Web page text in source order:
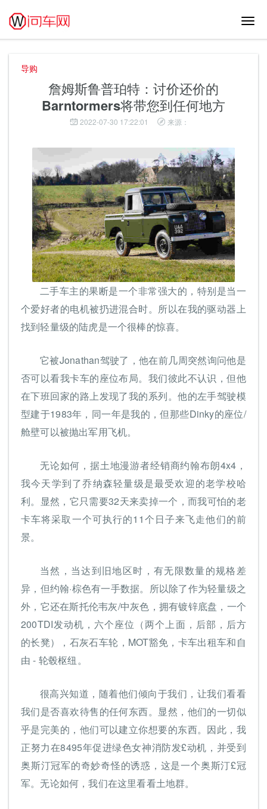
切
导购
詹姆斯鲁普珀特：讨价还价的
Barntormers将带您到任何地方
2022-07-30 17:22:01 来源：
二手车主的果断是一个非常强大的，特别是当一
个爱好者的电机被扔进混合时。所以在我的驱动器上
找到轻量级的陆虎是一个很棒的惊喜。
它被Jonathan驾驶了，他在前几周突然询问他是
否可以看我卡车的座位布局。我们彼此不认识，但他
在下班回家的路上发现了我的系列。他的左手驾驶模
型建于1983年，同一年是我的，但那些Dinky的座位/
舱壁可以被抛出军用飞机。
无论如何，据土地漫游者经销商约翰布朗4x4，
我今天学到了乔纳森轻量级是最受欢迎的老学校哈
利。显然，它只需要32天来卖掉一个，而我可怕的老
卡车将采取一个可执行的11个日子来飞走他们的前
景。
当然，当达到旧地区时，有无限数量的规格差
异，但约翰·棕色有一手数据。所以除了作为轻量级之
外，它还在斯托伦韦灰/中灰色，拥有镀锌底盘，一个
200TDI发动机，六个座位（两个上面，后部，后方
的长凳），石灰石车轮，MOT豁免，卡车出租车和自
由 - 轮毂枢纽。
很高兴知道，随着他们倾向于我们，让我们看看
我们是否喜欢待售的任何东西。显然，他们的一切似
乎是完美的，他们可以建立你想要的东西。因此，我
正努力在8495年促进绿色女神消防发£动机，并受到
奥斯汀冠军的奇妙奇怪的诱惑，这是一个奥斯汀£冠
军。无论如何，我们在这里看看土地群。